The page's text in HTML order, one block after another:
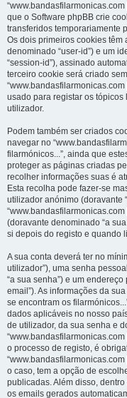
que o Software phpBB crie
transferidos temporariamente
Os dois primeiros cookies
denominado “user-id”) e um
“session-id”), assinado
terceiro cookie será criado
usado para registar os
utilizador.
Podem também ser criados
navegar no
filarmónicos...”, ainda que
proteger as páginas criadas
recolher informações suas é
Esta recolha pode fazer-se
utilizador anónimo (doravante
(doravante denominado “a
si depois do registo e quando
A sua conta deverá ter no
utilizador”), uma senha
“a sua senha”) e um
email”). As informações da
se encontram os
dados aplicáveis no nosso
de utilizador, da sua senha e
o processo de registo, é
o caso, tem a opção de
publicadas. Além disso,
os emails gerados